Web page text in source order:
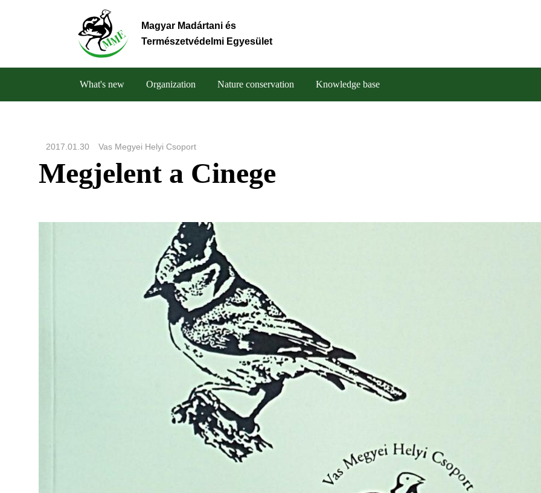
Magyar Madártani és
Természetvédelmi Egyesület
navigation
What's new Organization Nature conservation Knowledge base
2017.01.30 Vas Megyei Helyi Csoport
Megjelent a Cinege